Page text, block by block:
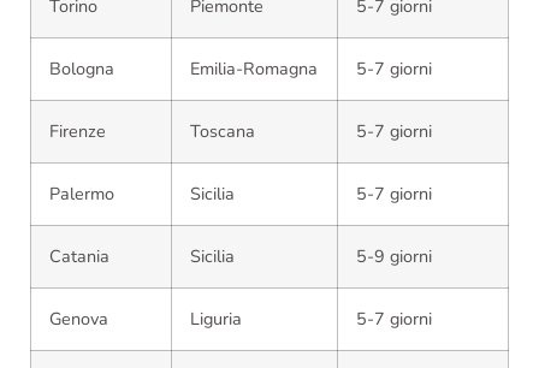
Torino Piemonte 5-7 giorni
Bologna Emilia-Romagna 5-7 giorni
Firenze Toscana 5-7 giorni
Palermo Sicilia 5-7 giorni
Catania Sicilia 5-9 giorni
Genova Liguria 5-7 giorni